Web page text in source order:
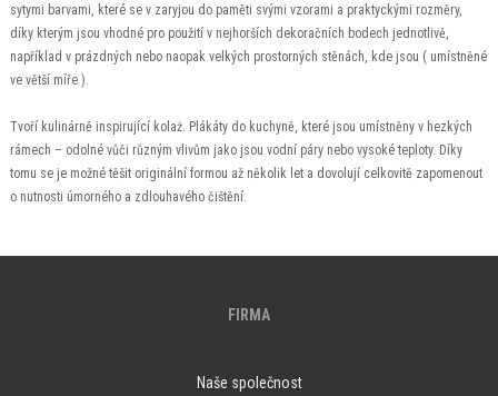
sytymi barvami, které se v zaryjou do paměti svými vzorami a praktyckými rozměry,
díky kterým jsou vhodné pro použití v nejhorších dekoračních bodech jednotlivě,
například v prázdných nebo naopak velkých prostorných stěnách, kde jsou ( umístněné
ve větší míře ).
Tvoří kulinárně inspirující kolaż. Plákáty do kuchyně, které jsou umístněny v hezkých
rámech – odolné vůči různým vlivům jako jsou vodní páry nebo vysoké teploty. Díky
tomu se je možné těšit originální formou až několik let a dovolují celkovitě zapomenout
o nutnosti úmorného a zdlouhavého čištění.
FIRMA
Naše společnost